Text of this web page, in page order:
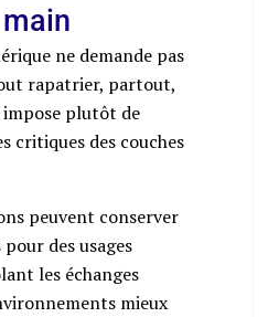
ne demande pas
rapatrier, partout,
plutôt de
critiques des couches
peuvent conserver
des usages
les échanges
mieux